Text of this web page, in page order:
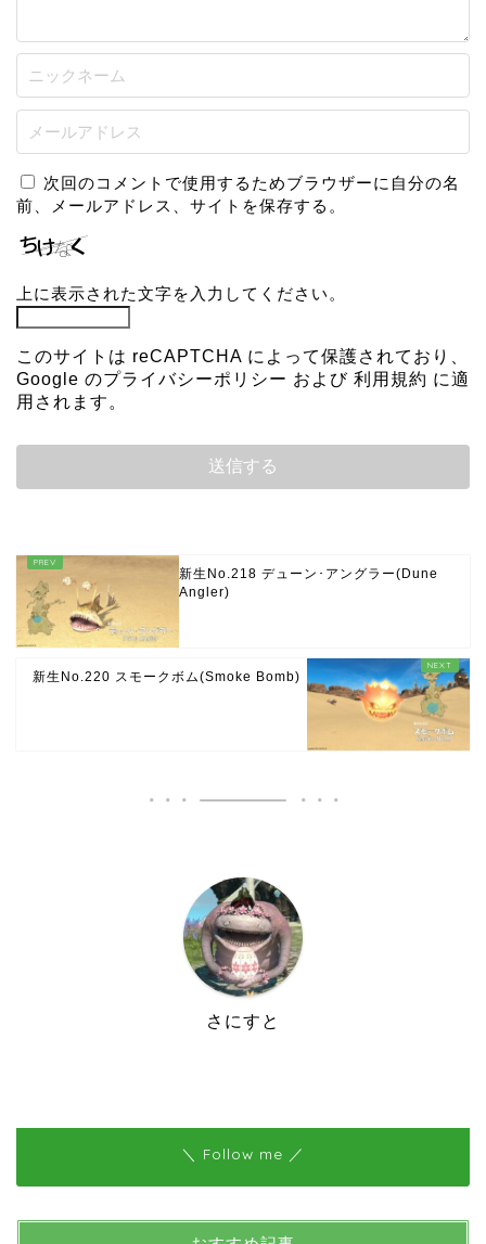
次回のコメントで使用するためブラウザーに自分の名
前、メールアドレス、サイトを保存する。
上に表示された文字を入力してください。
このサイトは reCAPTCHA によって保護されており、
Google のプライバシーポリシー および 利用規約 に適
用されます。
新生No.218 デューン･アングラー(Dune
Angler)
新生No.220 スモークボム(Smoke Bomb)
さにすと
＼ Follow me ／